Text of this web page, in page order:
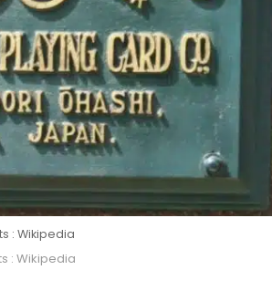
: Wikipedia
: Wikipedia